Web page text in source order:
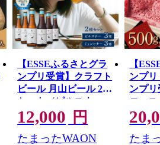
【ESSEふるさとグラ
ンプリ受賞】クラフト
ビール 月山ビール 2種
セット（ピルスナー・
ミュンヒナー） 地ビ
ール こだわり お酒 山
形県 西川町 FYN9-010
12,000 円
たまったWAON
【
ンプリ
ンプ
ロー
500g
ブラン
り エ
たま